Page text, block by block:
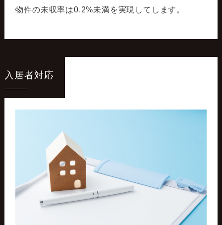
物件の未収率は0.2%未満を実現してします。
入居者対応